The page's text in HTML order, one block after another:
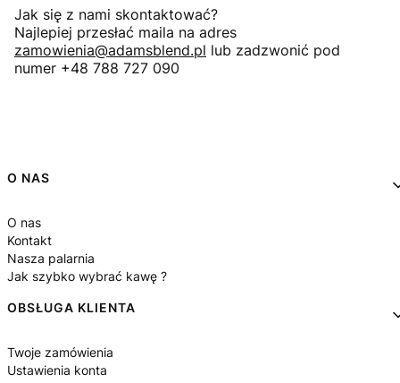
Jak się z nami skontaktować?
Najlepiej przesłać maila na adres
zamowienia@adamsblend.pl lub zadzwonić pod
numer +48 788 727 090
Linki w stopce
O NAS
O nas
Kontakt
Nasza palarnia
Jak szybko wybrać kawę ?
OBSŁUGA KLIENTA
Twoje zamówienia
Ustawienia konta